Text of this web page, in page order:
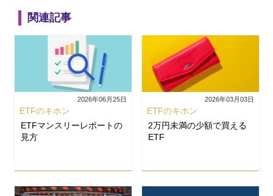
関連記事
2026年06月25日
ETFのキホン
ETFマンスリーレポートの
見方
2026年03月03日
ETFのキホン
2万円未満の少額で買える
ETF